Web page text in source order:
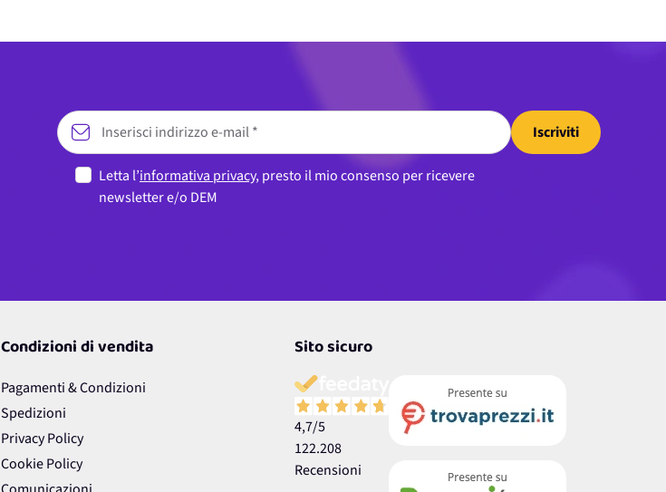
Iscriviti
Letta l’informativa privacy, presto il mio consenso per ricevere
newsletter e/o DEM
Condizioni di vendita
Pagamenti & Condizioni
Spedizioni
Privacy Policy
Cookie Policy
Sito sicuro
4,7/5
122.208
Recensioni